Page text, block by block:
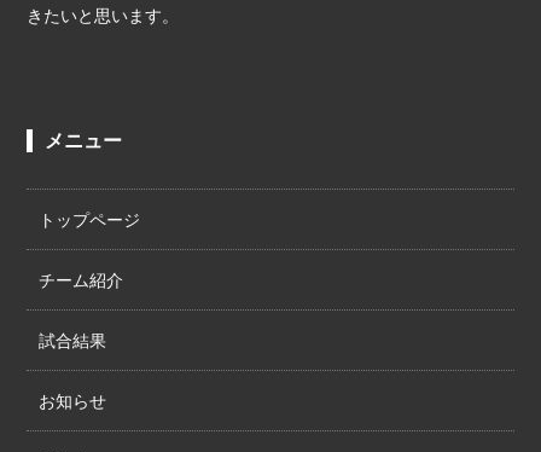
きたいと思います。
メニュー
トップページ
チーム紹介
試合結果
お知らせ